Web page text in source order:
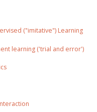
("imitative") Learning
learning ('trial and error')